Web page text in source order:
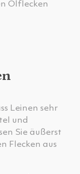
Ölflecken
Leinen sehr
und
Sie äußerst
Flecken aus